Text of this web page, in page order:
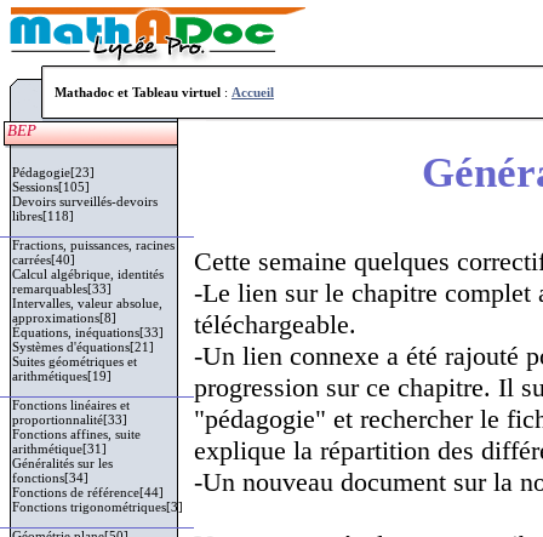
Mathadoc et Tableau virtuel : Accueil
BEP
Pédagogie[23]
Sessions[105]
Devoirs surveillés-devoirs
libres[118]
Fractions, puissances, racines
carrées[40]
Calcul algébrique, identités
remarquables[33]
Intervalles, valeur absolue,
approximations[8]
Équations, inéquations[33]
Systèmes d'équations[21]
Suites géométriques et
arithmétiques[19]
Fonctions linéaires et
proportionnalité[33]
Fonctions affines, suite
arithmétique[31]
Généralités sur les
fonctions[34]
Fonctions de référence[44]
Fonctions trigonométriques[3]
Cette semaine quelques
-Le lien sur le chapitre complet
téléchargeable.
-Un lien connexe a été rajouté
progression sur ce chapitre. Il
"pédagogie" et rechercher le
explique la répartition des
-Un nouveau document sur la